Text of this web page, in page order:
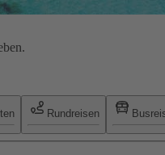
Rundreisen